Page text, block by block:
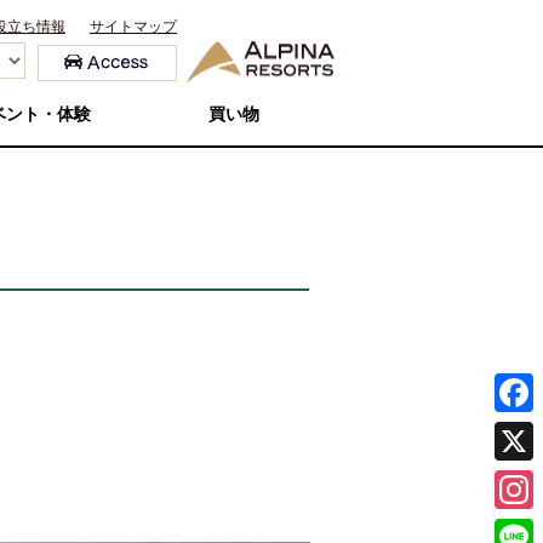
立ち情報 サイトマップ
ント・体験 買い物
F
a
c
X
I